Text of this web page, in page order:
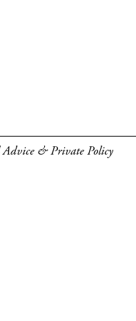
Advice & Private Policy